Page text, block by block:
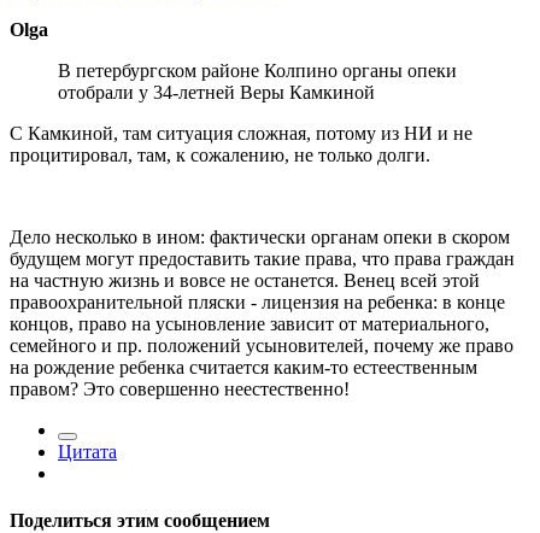
Olga
В петербургском районе Колпино органы опеки
отобрали у 34-летней Веры Камкиной
С Камкиной, там ситуация сложная, потому из НИ и не
процитировал, там, к сожалению, не только долги.
Дело несколько в ином: фактически органам опеки в скором
будущем могут предоставить такие права, что права граждан
на частную жизнь и вовсе не останется. Венец всей этой
правоохранительной пляски - лицензия на ребенка: в конце
концов, право на усыновление зависит от материального,
семейного и пр. положений усыновителей, почему же право
на рождение ребенка считается каким-то естеественным
правом? Это совершенно неестественно!
Цитата
Поделиться этим сообщением